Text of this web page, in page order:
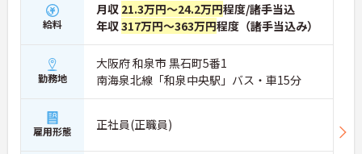
給料
月収 21.3万円～24.2万円程度/諸手当込
年収317万円～363万円程度（諸手当込み）
勤務地
大阪府 和泉市 黒石町5番1
南海泉北線「和泉中央駅」バス・車15分
雇用形態 正社員(正職員)